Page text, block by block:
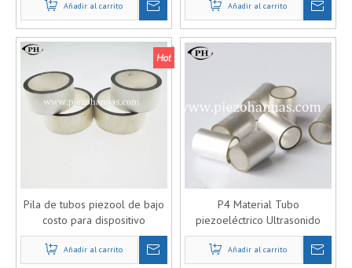
Añadir al carrito
agua
Añadir al carrito
Pila de tubos piezool de bajo
costo para dispositivo
submarino
Añadir al carrito
P4 Material Tubo
piezoeléctrico Ultrasonido
para equipos de acústica
Añadir al carrito